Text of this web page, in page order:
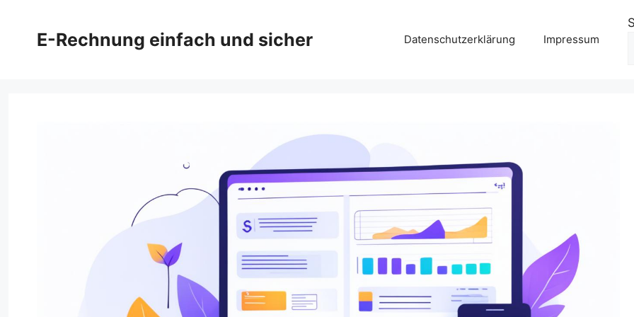
springenE-Rechnung einfach und sicher Datenschutzerklärung Impressum